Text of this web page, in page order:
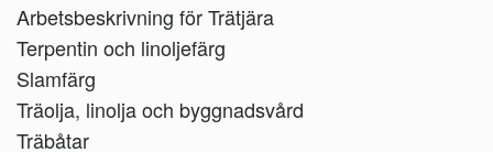
Arbetsbeskrivning för Trätjära
Terpentin och linoljefärg
Slamfärg
Träolja, linolja och byggnadsvård
Träbåtar